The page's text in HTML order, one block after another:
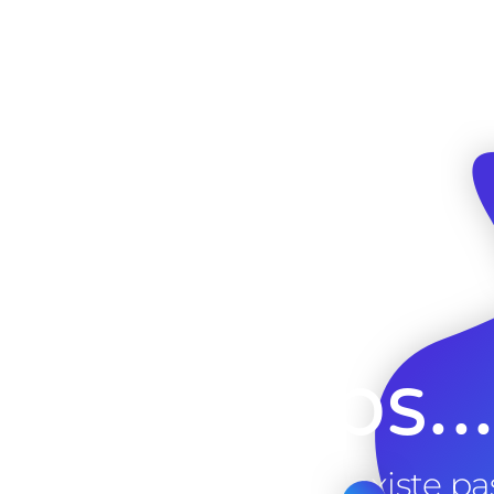
Ooops...
cette page n'existe